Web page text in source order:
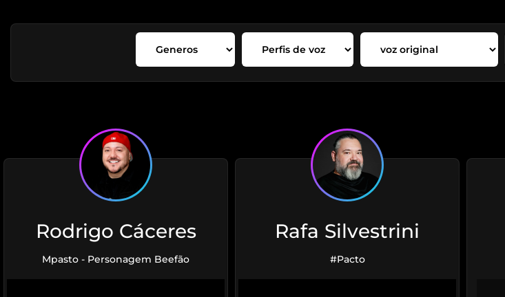
Rodrigo Cáceres
Mpasto - Personagem Beefão
Rafa Silvestrini
#Pacto